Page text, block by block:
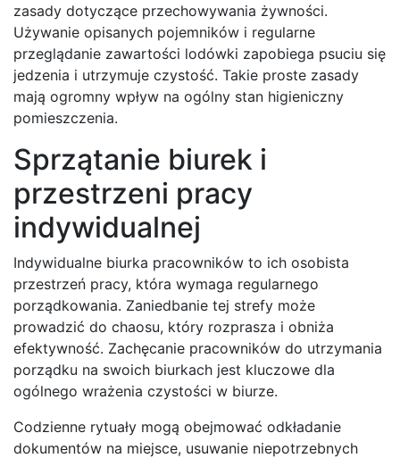
zasady dotyczące przechowywania żywności.
Używanie opisanych pojemników i regularne
przeglądanie zawartości lodówki zapobiega psuciu się
jedzenia i utrzymuje czystość. Takie proste zasady
mają ogromny wpływ na ogólny stan higieniczny
pomieszczenia.
Sprzątanie biurek i
przestrzeni pracy
indywidualnej
Indywidualne biurka pracowników to ich osobista
przestrzeń pracy, która wymaga regularnego
porządkowania. Zaniedbanie tej strefy może
prowadzić do chaosu, który rozprasza i obniża
efektywność. Zachęcanie pracowników do utrzymania
porządku na swoich biurkach jest kluczowe dla
ogólnego wrażenia czystości w biurze.
Codzienne rytuały mogą obejmować odkładanie
dokumentów na miejsce, usuwanie niepotrzebnych